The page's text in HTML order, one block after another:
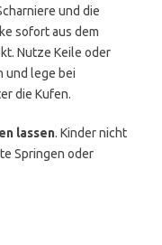
und die
sofort aus dem
Nutze Keile oder
und lege bei
die Kufen.
lassen. Kinder nicht
Springen oder